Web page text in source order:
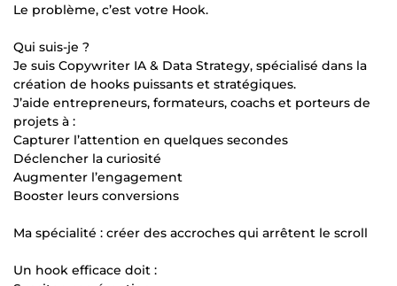
Le problème, c’est votre Hook.
Qui suis-je ?
Je suis Copywriter IA & Data Strategy, spécialisé dans la
création de hooks puissants et stratégiques.
J’aide entrepreneurs, formateurs, coachs et porteurs de
projets à :
Capturer l’attention en quelques secondes
Déclencher la curiosité
Augmenter l’engagement
Booster leurs conversions
Ma spécialité : créer des accroches qui arrêtent le scroll
Un hook efficace doit :